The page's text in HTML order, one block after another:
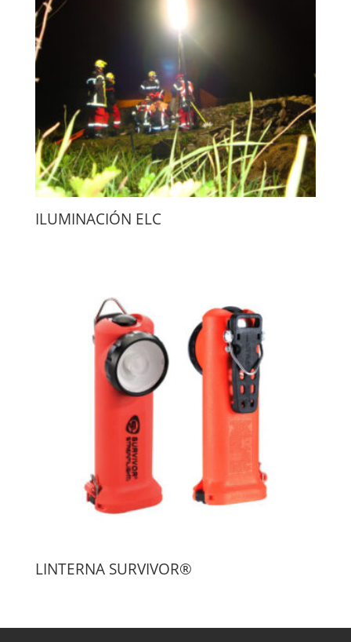
ILUMINACIÓN ELC
LINTERNA SURVIVOR®